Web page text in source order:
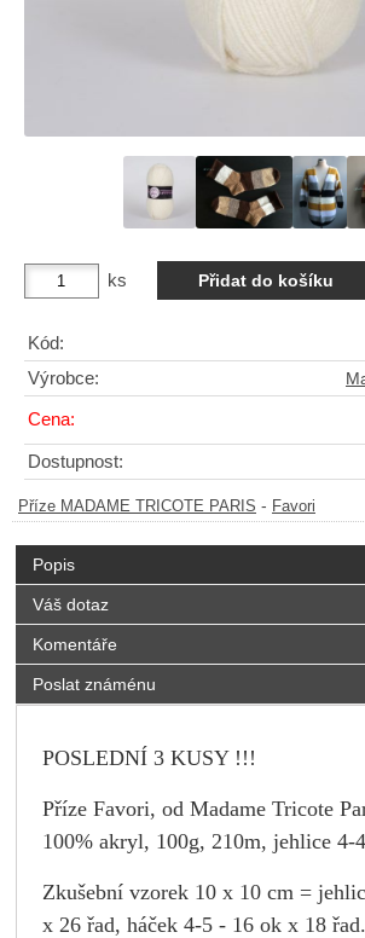
ks
Kód:
Výrobce:
Cena:
Dostupnost:
Příze MADAME TRICOTE PARIS - Favori
Popis
Váš dotaz
Komentáře
Poslat známénu
POSLEDNÍ 3 KUSY !!!
Příze Favori, od Madame Tricote
100% akryl, 100g, 210m, jehlice 4-
Zkušební vzorek 10 x 10 cm =
x 26 řad, háček 4-5 - 16 ok x 18 řad.